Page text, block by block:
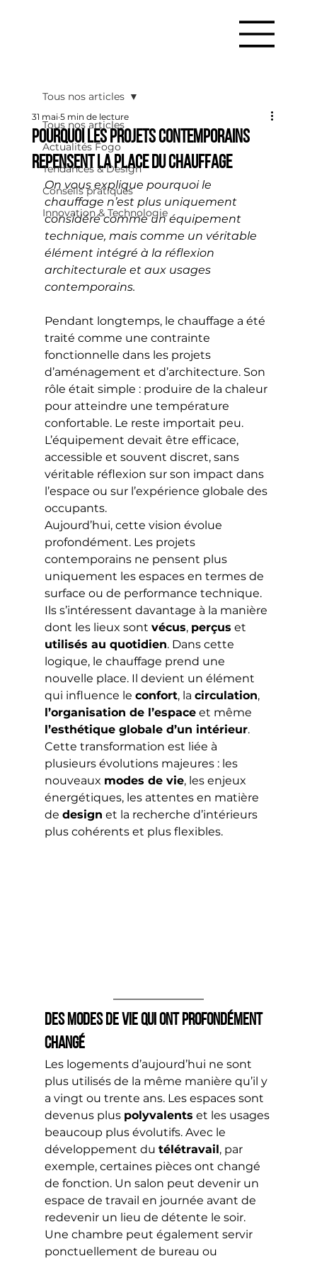
Tous nos articles
Actualités Fogo
Tendances & Design
Conseils pratiques
Innovation & Technologie
Tous nos articles
Pourquoi les projets contemporains
repensent la place du chauffage
31 mai 5 min de lecture
On vous explique pourquoi le
chauffage n’est plus uniquement
considéré comme un équipement
technique, mais comme un véritable
élément intégré à la réflexion
architecturale et aux usages
contemporains.
Pendant longtemps, le chauffage a été
traité comme une contrainte
fonctionnelle dans les projets
d’aménagement et d’architecture. Son
rôle était simple : produire de la chaleur
pour atteindre une température
confortable. Le reste importait peu.
L’équipement devait être efficace,
accessible et souvent discret, sans
véritable réflexion sur son impact dans
l’espace ou sur l’expérience globale des
occupants.
Aujourd’hui, cette vision évolue
profondément. Les projets
contemporains ne pensent plus
uniquement les espaces en termes de
surface ou de performance technique.
Ils s’intéressent davantage à la manière
dont les lieux sont vécus, perçus et
utilisés au quotidien. Dans cette
logique, le chauffage prend une
nouvelle place. Il devient un élément
qui influence le confort, la circulation,
l’organisation de l’espace et même
l’esthétique globale d’un intérieur.
Cette transformation est liée à
plusieurs évolutions majeures : les
nouveaux modes de vie, les enjeux
énergétiques, les attentes en matière
de design et la recherche d’intérieurs
plus cohérents et plus flexibles.
Des modes de vie qui ont profondément
changé
Les logements d’aujourd’hui ne sont
plus utilisés de la même manière qu’il y
a vingt ou trente ans. Les espaces sont
devenus plus polyvalents et les usages
beaucoup plus évolutifs. Avec le
développement du télétravail, par
exemple, certaines pièces ont changé
de fonction. Un salon peut devenir un
espace de travail en journée avant de
redevenir un lieu de détente le soir.
Une chambre peut également servir
ponctuellement de bureau ou